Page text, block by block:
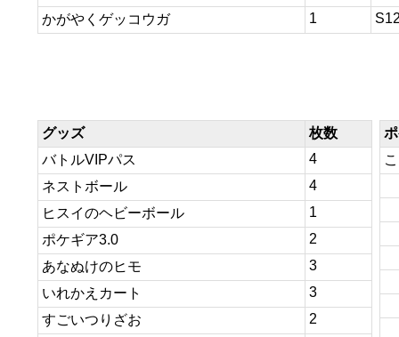
かがやくゲッコウガ
1
グッズ
枚数
バトルVIPパス
4
ネストボール
4
ヒスイのヘビーボール
1
ポケギア3.0
2
あなぬけのヒモ
3
いれかえカート
3
すごいつりざお
2